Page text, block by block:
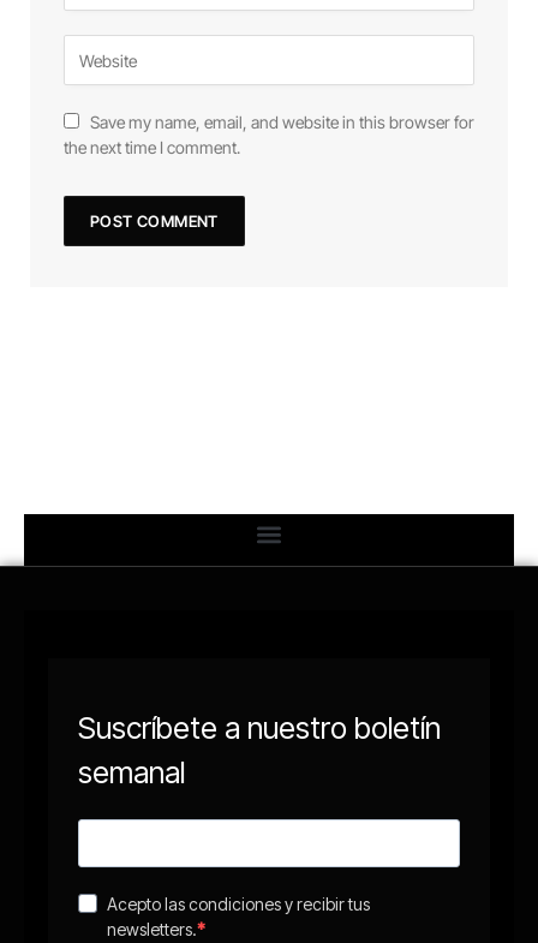
Save my name, email, and website in this browser for
the next time I comment.